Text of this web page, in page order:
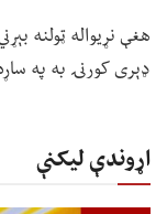
هغې نړیواله ټولنه
ډېری کورنۍ به په
اړوندې لیکنې